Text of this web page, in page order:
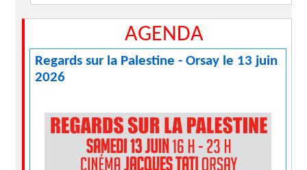
AGENDA
Regards sur la Palestine - Orsay le 13 juin
2026